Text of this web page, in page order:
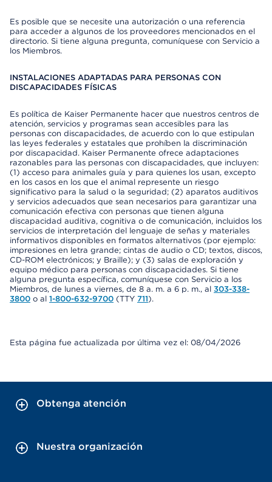
Es posible que se necesite una autorización o una referencia
para acceder a algunos de los proveedores mencionados en el
directorio. Si tiene alguna pregunta, comuníquese con Servicio a
los Miembros.
INSTALACIONES ADAPTADAS PARA PERSONAS CON
DISCAPACIDADES FÍSICAS
Es política de Kaiser Permanente hacer que nuestros centros de
atención, servicios y programas sean accesibles para las
personas con discapacidades, de acuerdo con lo que estipulan
las leyes federales y estatales que prohíben la discriminación
por discapacidad. Kaiser Permanente ofrece adaptaciones
razonables para las personas con discapacidades, que incluyen:
(1) acceso para animales guía y para quienes los usan, excepto
en los casos en los que el animal represente un riesgo
significativo para la salud o la seguridad; (2) aparatos auditivos
y servicios adecuados que sean necesarios para garantizar una
comunicación efectiva con personas que tienen alguna
discapacidad auditiva, cognitiva o de comunicación, incluidos los
servicios de interpretación del lenguaje de señas y materiales
informativos disponibles en formatos alternativos (por ejemplo:
impresiones en letra grande; cintas de audio o CD; textos, discos,
CD-ROM electrónicos; y Braille); y (3) salas de exploración y
equipo médico para personas con discapacidades. Si tiene
alguna pregunta específica, comuníquese con Servicio a los
Miembros, de lunes a viernes, de 8 a. m. a 6 p. m., al 303-338-
3800 o al 1-800-632-9700 (TTY 711).
Esta página fue actualizada por última vez el: 08/04/2026
Obtenga atención
Nuestra organización